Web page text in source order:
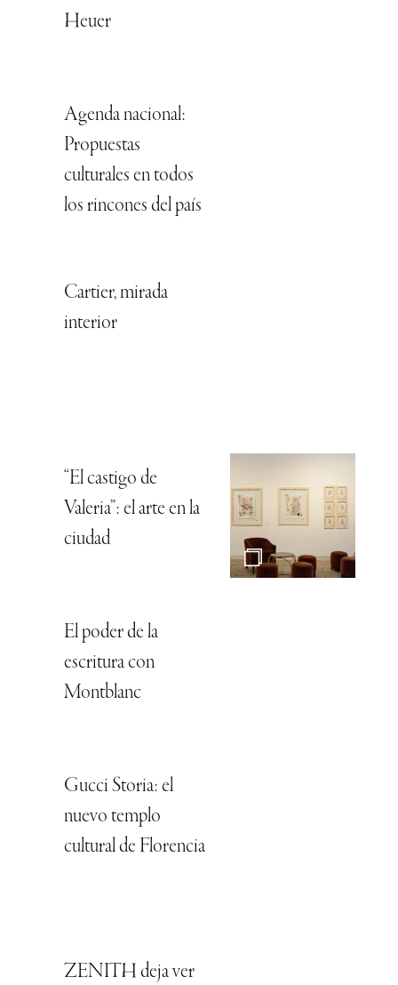
Heuer
Agenda nacional:
Propuestas
culturales en todos
los rincones del país
Cartier, mirada
interior
“El castigo de
Valeria”: el arte en la
ciudad
El poder de la
escritura con
Montblanc
Gucci Storia: el
nuevo templo
cultural de Florencia
ZENITH deja ver